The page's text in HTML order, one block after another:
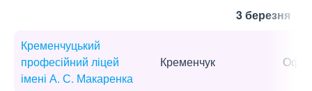
3 березня
Кременчуцький
професійний ліцей
імені А. С. Макаренка
Кременчук